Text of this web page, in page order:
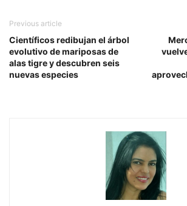
Previous article
Científicos redibujan el árbol
evolutivo de mariposas de
alas tigre y descubren seis
nuevas especies